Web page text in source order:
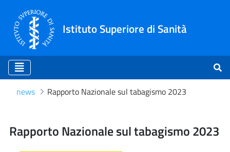
Istituto Superiore di Sanità
news Rapporto Nazionale sul tabagismo 2023
Rapporto Nazionale sul
Rapporto Nazionale sul tabagismo 2023